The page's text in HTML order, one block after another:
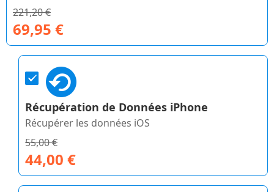
221,20 €
69,95 €
Récupération de Données iPhone
Récupérer les données iOS
55,00 €
44,00 €